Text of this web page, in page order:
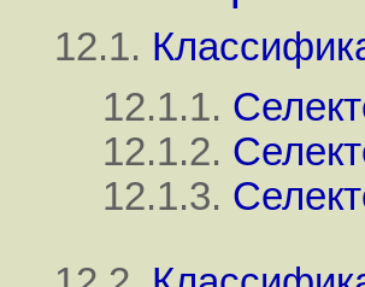
12.1.
12.1.1.
12.1.2.
12.1.3.